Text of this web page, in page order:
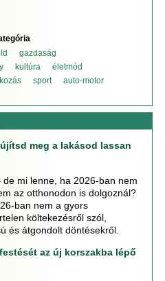
gazdaság
kultúra
életmód
sport
auto-motor
meg a lakásod lassan
de mi lenne, ha 2026-ban nem
az otthonodon is dolgoznál?
ban nem a gyors
költekezésről szól,
és átgondolt döntésekről.
az új korszakba lépő